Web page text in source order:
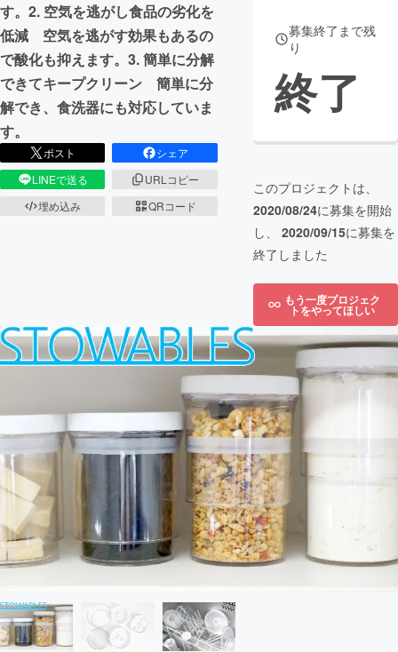
す。2. 空気を逃がし食品の劣化を
低減 空気を逃がす効果もあるの
で酸化も抑えます。3. 簡単に分解
できてキープクリーン 簡単に分
解でき、食洗器にも対応していま
す。
ポスト
シェア
LINEで送る
URLコピー
埋め込み
QRコード
募集終了まで残
り
終了
このプロジェクトは、
2020/08/24に募集を開始
し、 2020/09/15に募集を
終了しました
もう一度プロジェク
トをやってほしい